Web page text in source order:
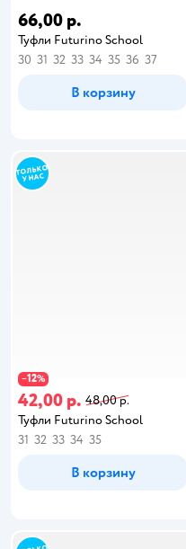
66,00 р.
Туфли Futurino School
30 31 32 33 34 35 36 37
В корзину
−12%
42,00 р. 48,00 р.
Туфли Futurino School
31 32 33 34 35
В корзину